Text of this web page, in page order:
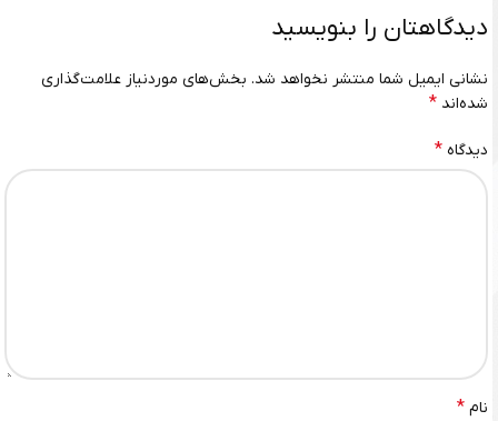
دیدگاهتان را بنویسید
نشانی ایمیل شما منتشر نخواهد شد. بخش‌های موردنیاز علامت‌گذاری
شده‌اند *
دیدگاه *
نام *